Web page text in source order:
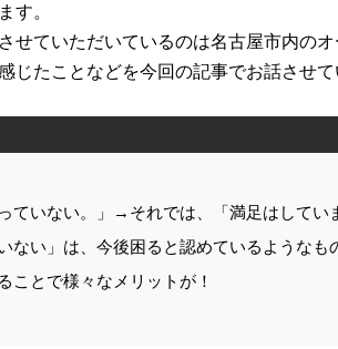
す。
せていただいているのは名古屋市内の
じたことなどを今回の記事でお話させて
ていない。」→それでは、「満足はしてい
ない」は、今後困ると認めているようなも
ことで様々なメリットが！